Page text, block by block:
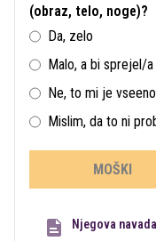
(obraz, telo, noge)?
Da, zelo
Malo, a bi sprejel/a
Ne, to mi je vseeno
Mislim, da to ni
MOŠKI
Njegova